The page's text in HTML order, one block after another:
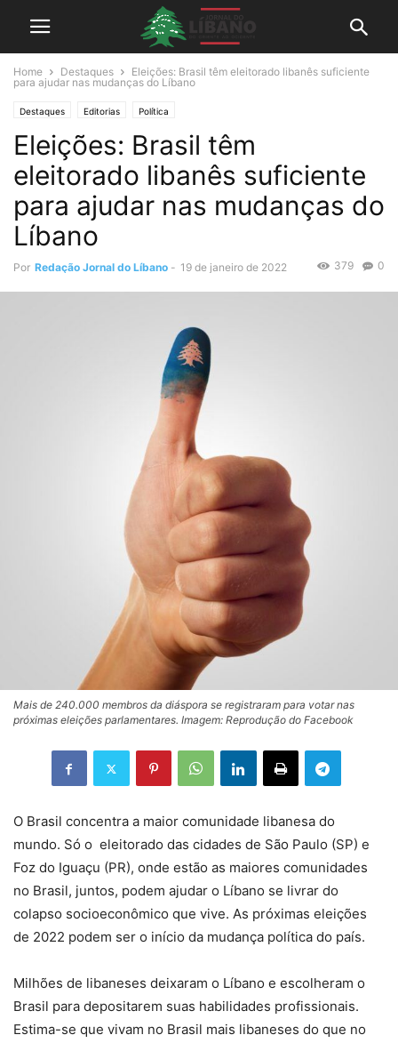
Home Destaques
Eleições: Brasil têm eleitorado libanês suficiente
para ajudar nas mudanças do Líbano
Destaques Editorias Política
Eleições: Brasil têm
eleitorado libanês suficiente
para ajudar nas mudanças do
Líbano
Por Redação Jornal do Líbano - 19 de janeiro de 2022 0
379
Mais de 240.000 membros da diáspora se registraram para votar nas
próximas eleições parlamentares. Imagem: Reprodução do Facebook
O Brasil concentra a maior comunidade libanesa do
mundo. Só o eleitorado das cidades de São Paulo (SP) e
Foz do Iguaçu (PR), onde estão as maiores comunidades
no Brasil, juntos, podem ajudar o Líbano se livrar do
colapso socioeconômico que vive. As próximas eleições
de 2022 podem ser o início da mudança política do país.
Milhões de libaneses deixaram o Líbano e escolheram o
Brasil para depositarem suas habilidades profissionais.
Estima-se que vivam no Brasil mais libaneses do que no